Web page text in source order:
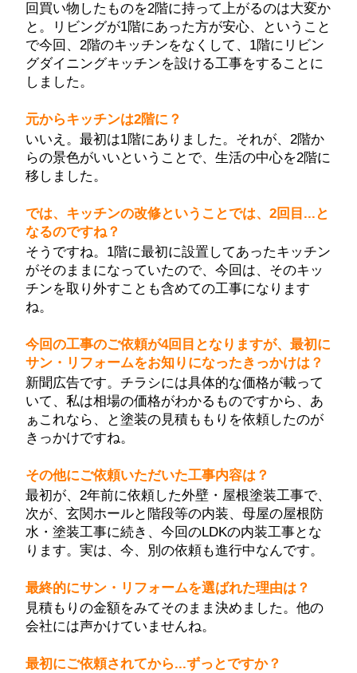
回買い物したものを2階に持って上がるのは大変か
と。リビングが1階にあった方が安心、ということ
で今回、2階のキッチンをなくして、1階にリビン
グダイニングキッチンを設ける工事をすることに
しました。
元からキッチンは2階に？
いいえ。最初は1階にありました。それが、2階か
らの景色がいいということで、生活の中心を2階に
移しました。
では、キッチンの改修ということでは、2回目...と
なるのですね？
そうですね。1階に最初に設置してあったキッチン
がそのままになっていたので、今回は、そのキッ
チンを取り外すことも含めての工事になります
ね。
今回の工事のご依頼が4回目となりますが、最初に
サン・リフォームをお知りになったきっかけは？
新聞広告です。チラシには具体的な価格が載って
いて、私は相場の価格がわかるものですから、あ
ぁこれなら、と塗装の見積も も りを依頼したのが
きっかけですね。
その他にご依頼いただいた工事内容は？
最初が、2年前に依頼した外壁・屋根塗装工事で、
次が、玄関ホールと階段等の内装、母屋の屋根防
水・塗装工事に続き、今回のLDKの内装工事とな
ります。実は、今、別の依頼も進行中なんです。
最終的にサン・リフォームを選ばれた理由は？
見積もりの金額をみてそのまま決めました。他の
会社には声かけていませんね。
最初にご依頼されてから...ずっとですか？